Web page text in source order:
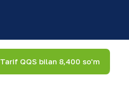
Tarif QQS bilan 8,400 so'm